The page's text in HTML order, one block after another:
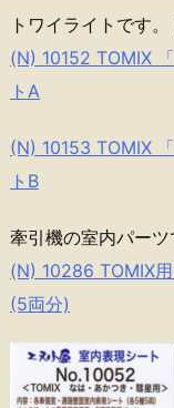
トワイライトです
(N) 10152 TOMIX
トA
(N) 10153 TOMIX
トB
牽引機の室内パーツ
(N) 10286 TOMIX
(5両分)